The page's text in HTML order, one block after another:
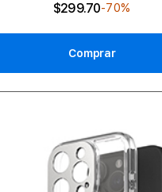
$299.70-70%
Comprar